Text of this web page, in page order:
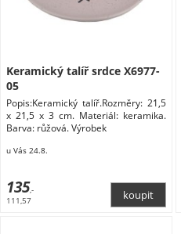
Keramický talíř srdce X6977-
05
Popis:Keramický talíř.Rozměry: 21,5
x 21,5 x 3 cm. Materiál: keramika.
Barva: růžová. Výrobek
u Vás 24.8.
135,-
111,57